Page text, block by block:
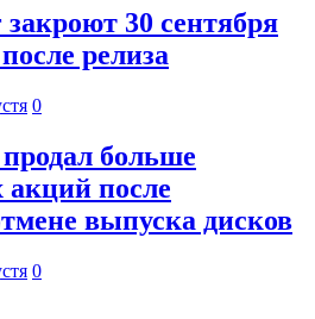
30 сентября
релиза
0
больше
после
выпуска дисков
0